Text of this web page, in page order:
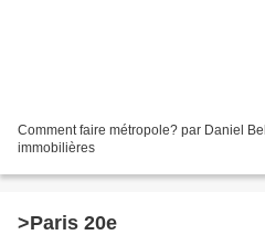
Comment faire métropole? par Daniel
immobilières
>Paris 20e